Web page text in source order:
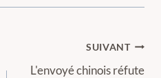
SUIVANT
L'envoyé chinois réfute